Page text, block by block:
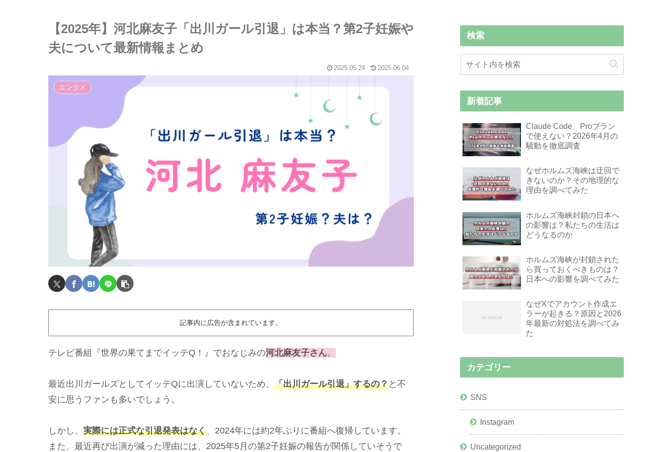
【2025年】河北麻友子「出川ガール引退」は本当？第2子妊娠や
夫について最新情報まとめ
2025.05.24 2025.06.04
エンタメ
記事内に広告が含まれています。
テレビ番組『世界の果てまでイッテQ！』でおなじみの河北麻友子さん。
最近出川ガールズとしてイッテQに出演していないため、 「出川ガール引退」するの？と不
安に思うファンも多いでしょう。
しかし、 実際には正式な引退発表はなく、2024年には約2年ぶりに番組へ復帰しています。
また、最近再び出演が減った理由には、2025年5月の第2子妊娠の報告が関係していそうで
検索
新着記事
Claude Code、Proプラン
で使えない？2026年4月の
騒動を徹底調査
なぜホルムズ海峡は迂回で
きないのか？その地理的な
理由を調べてみた
ホルムズ海峡封鎖の日本へ
の影響は？私たちの生活は
どうなるのか
ホルムズ海峡が封鎖された
ら買っておくべきものは？
日本への影響を調べてみた
なぜXでアカウント作成エ
ラーが起きる？原因と2026
年最新の対処法を調べてみ
た
カテゴリー
SNS
Instagram
Uncategorized